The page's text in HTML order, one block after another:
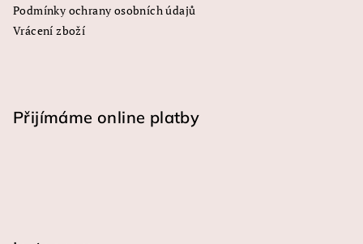
s
Podmínky ochrany osobních údajů
Vrácení zboží
Přijímáme online platby